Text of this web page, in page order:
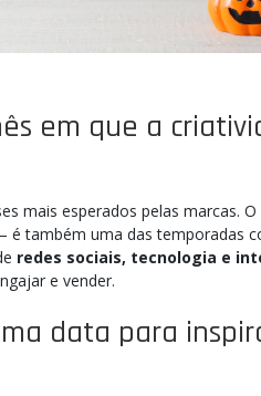
em que a
mais esperados pelas marcas.
também uma das temporadas
redes sociais, tecnologia e
e vender.
data para